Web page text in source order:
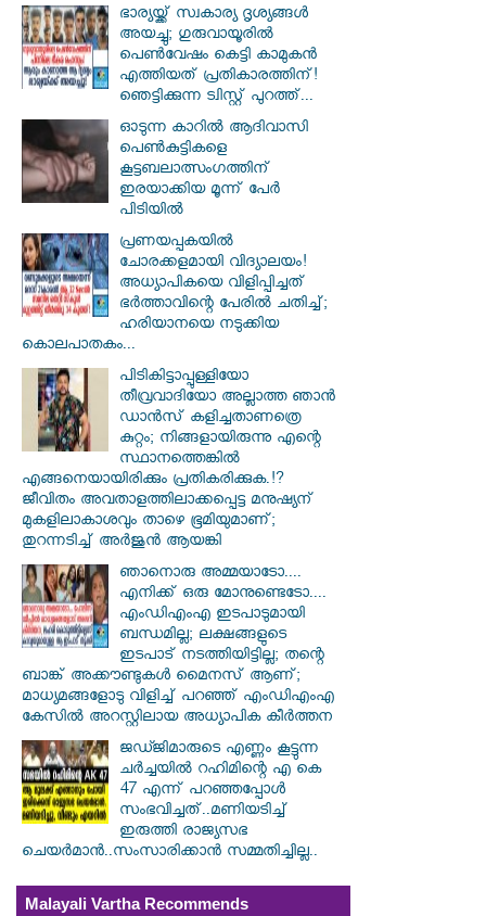
ഭാര്യയ്ക്ക് സ്വകാര്യ ദൃശ്യങ്ങൾ
അയച്ചു; ഗുരുവായൂരിൽ
പെൺവേഷം കെട്ടി കാമുകൻ
എത്തിയത് പ്രതികാരത്തിന്!
ഞെട്ടിക്കുന്ന ട്വിസ്റ്റ് പുറത്ത്...
ഓടുന്ന കാറില്‍ ആദിവാസി
പെണ്‍കുട്ടികളെ
കൂട്ടബലാത്സംഗത്തിന്
ഇരയാക്കിയ മൂന്ന് പേര്‍
പിടിയില്‍
പ്രണയപ്പകയിൽ
ചോരക്കളമായി വിദ്യാലയം!
അധ്യാപികയെ വിളിപ്പിച്ചത്
ഭർത്താവിന്റെ പേരിൽ ചതിച്ച്;
ഹരിയാനയെ നടുക്കിയ
കൊലപാതകം...
പിടികിട്ടാപ്പുള്ളിയോ
തീവ്രവാദിയോ അല്ലാത്ത ഞാൻ
ഡാൻസ് കളിച്ചതാണത്രെ
കുറ്റം; നിങ്ങളായിരുന്നു എന്റെ
സ്ഥാനത്തെങ്കിൽ
എങ്ങനെയായിരിക്കും പ്രതികരിക്കുക.!?
ജീവിതം അവതാളത്തിലാക്കപ്പെട്ട മനുഷ്യന്
മുകളിലാകാശവും താഴെ ഭൂമിയുമാണ്;
തുറന്നടിച്ച് അർജുൻ ആയങ്കി
ഞാനൊരു അമ്മയാടോ....
എനിക്ക് ഒരു മോനുണ്ടെടോ....
എംഡിഎംഎ ഇടപാടുമായി
ബന്ധമില്ല; ലക്ഷങ്ങളുടെ
ഇടപാട് നടത്തിയിട്ടില്ല; തന്റെ
ബാങ്ക് അക്കൗണ്ടുകൾ മൈനസ് ആണ്;
മാധ്യമങ്ങളോടു വിളിച്ച് പറഞ്ഞ് എംഡിഎംഎ
കേസിൽ അറസ്റ്റിലായ അധ്യാപിക കീർത്തന
ജഡ്ജിമാരുടെ എണ്ണം കൂട്ടുന്ന
ചർച്ചയിൽ റഹിമിന്റെ എ കെ
47 എന്ന് പറഞ്ഞപ്പോൾ
സംഭവിച്ചത്..മണിയടിച്ച്
ഇരുത്തി രാജ്യസഭ
ചെയർമാൻ..സംസാരിക്കാൻ സമ്മതിച്ചില്ല..
Malayali Vartha Recommends